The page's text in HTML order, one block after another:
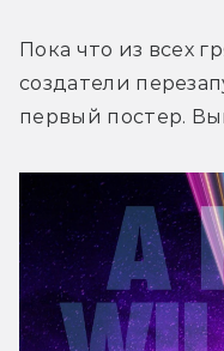
Пока что из всех
создатели
первый постер.